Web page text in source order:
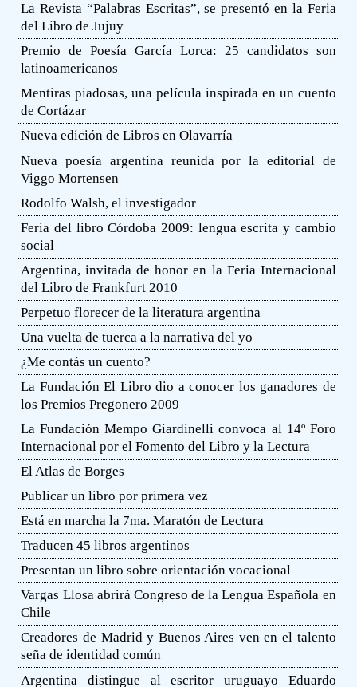
La Revista “Palabras Escritas”, se presentó en la Feria
del Libro de Jujuy
Premio de Poesía García Lorca: 25 candidatos son
latinoamericanos
Mentiras piadosas, una película inspirada en un cuento
de Cortázar
Nueva edición de Libros en Olavarría
Nueva poesía argentina reunida por la editorial de
Viggo Mortensen
Rodolfo Walsh, el investigador
Feria del libro Córdoba 2009: lengua escrita y cambio
social
Argentina, invitada de honor en la Feria Internacional
del Libro de Frankfurt 2010
Perpetuo florecer de la literatura argentina
Una vuelta de tuerca a la narrativa del yo
¿Me contás un cuento?
La Fundación El Libro dio a conocer los ganadores de
los Premios Pregonero 2009
La Fundación Mempo Giardinelli convoca al 14º Foro
Internacional por el Fomento del Libro y la Lectura
El Atlas de Borges
Publicar un libro por primera vez
Está en marcha la 7ma. Maratón de Lectura
Traducen 45 libros argentinos
Presentan un libro sobre orientación vocacional
Vargas Llosa abrirá Congreso de la Lengua Española en
Chile
Creadores de Madrid y Buenos Aires ven en el talento
seña de identidad común
Argentina distingue al escritor uruguayo Eduardo